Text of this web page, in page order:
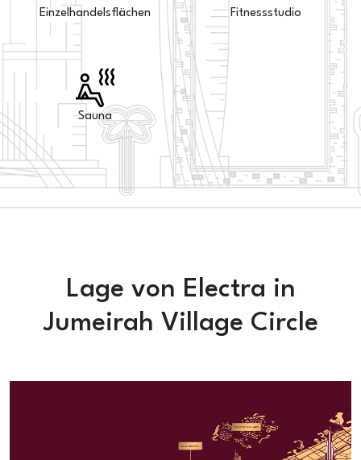
Einzelhandelsflächen Fitnessstudio
Sauna
Lage von Electra in
Jumeirah Village Circle